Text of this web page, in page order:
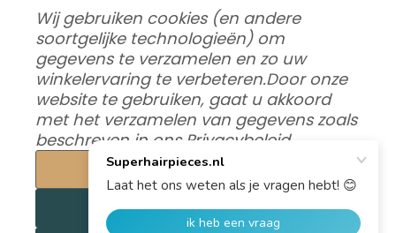
Aanmelden en sociale media
Gegevensvoorkeuren aanpassen |
Wij gebruiken cookies (en andere
soortgelijke technologieën) om
gegevens te verzamelen en zo uw
winkelervaring te verbeteren.Door onze
website te gebruiken, gaat u akkoord
met het verzamelen van gegevens zoals
beschreven in ons Privacybeleid.
Instellingen
Alles afwijzen